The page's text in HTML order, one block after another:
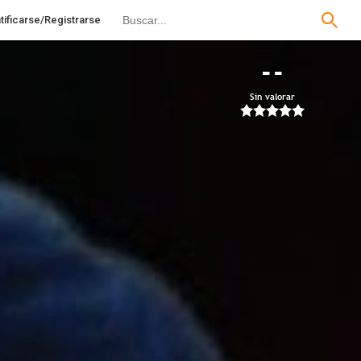
Registrarse
--
Sin valorar